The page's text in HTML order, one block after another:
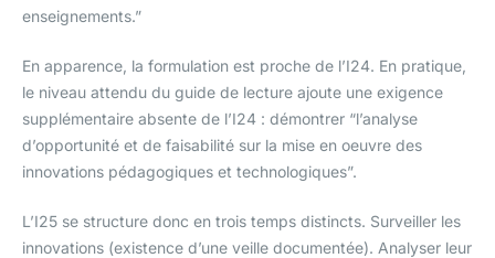
enseignements.”
En apparence, la formulation est proche de l’I24. En pratique,
le niveau attendu du guide de lecture ajoute une exigence
supplémentaire absente de l’I24 : démontrer “l’analyse
d’opportunité et de faisabilité sur la mise en oeuvre des
innovations pédagogiques et technologiques”.
L’I25 se structure donc en trois temps distincts. Surveiller les
innovations (existence d’une veille documentée). Analyser leur